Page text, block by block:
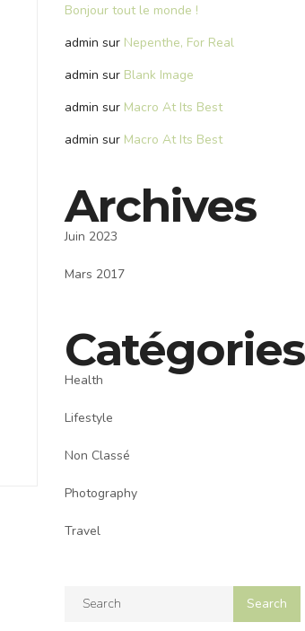
Bonjour tout le monde !
admin sur Nepenthe, For Real
admin sur Blank Image
admin sur Macro At Its Best
admin sur Macro At Its Best
Archives
Juin 2023
Mars 2017
Catégories
Health
Lifestyle
Non Classé
Photography
Travel